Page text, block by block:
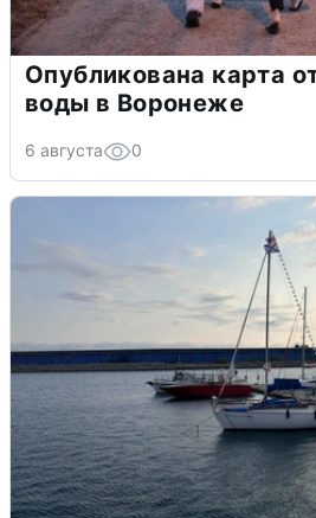
Опубликована карта
воды в Воронеже
6 августа 0